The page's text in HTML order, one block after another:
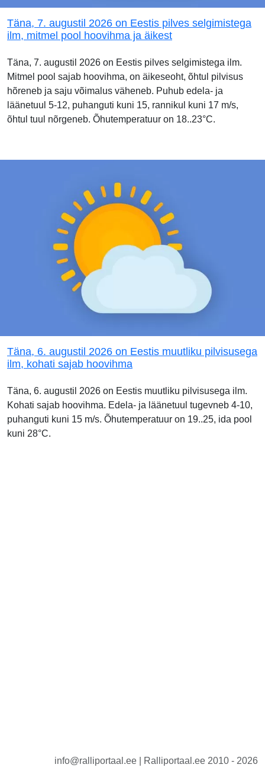
Täna, 7. augustil 2026 on Eestis pilves selgimistega
ilm, mitmel pool hoovihma ja äikest
Täna, 7. augustil 2026 on Eestis pilves selgimistega ilm.
Mitmel pool sajab hoovihma, on äikeseoht, õhtul pilvisus
hõreneb ja saju võimalus väheneb. Puhub edela- ja
läänetuul 5-12, puhanguti kuni 15, rannikul kuni 17 m/s,
õhtul tuul nõrgeneb. Õhutemperatuur on 18..23°C.
Täna, 6. augustil 2026 on Eestis muutliku pilvisusega
ilm, kohati sajab hoovihma
Täna, 6. augustil 2026 on Eestis muutliku pilvisusega ilm.
Kohati sajab hoovihma. Edela- ja läänetuul tugevneb 4-10,
puhanguti kuni 15 m/s. Õhutemperatuur on 19..25, ida pool
kuni 28°C.
info@ralliportaal.ee | Ralliportaal.ee 2010 - 2026